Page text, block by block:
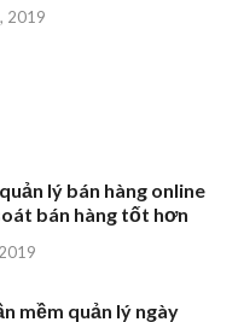
2019
lý bán hàng online
bán hàng tốt hơn
mềm quản lý ngày